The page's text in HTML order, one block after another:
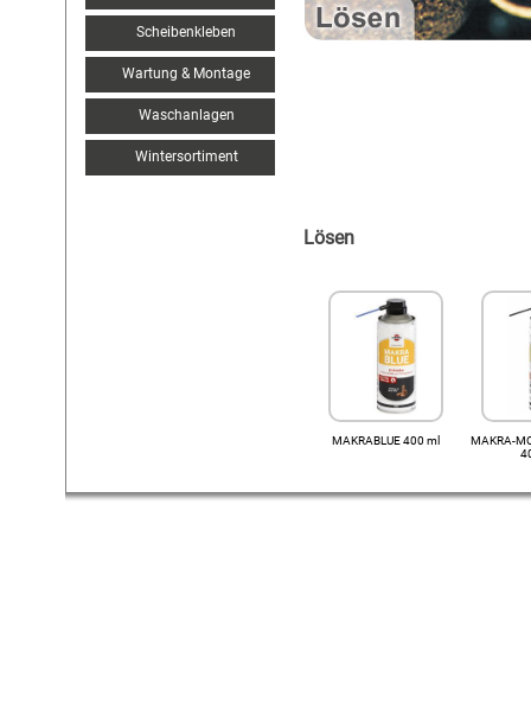
Scheibenkleben
Wartung & Montage
Waschanlagen
Wintersortiment
Lösen
MAKRABLUE 400 ml
MAKRA-